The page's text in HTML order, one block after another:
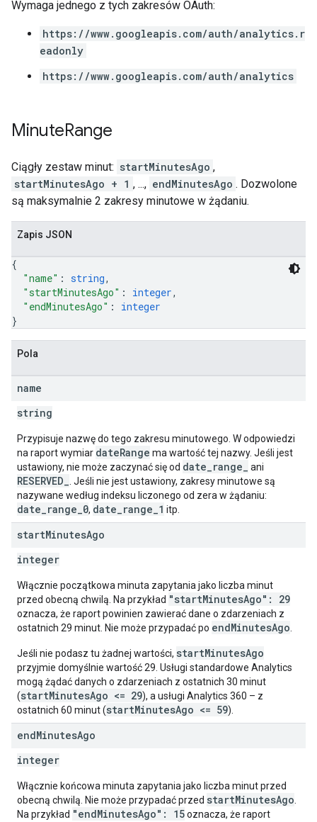
Wymaga jednego z tych zakresów OAuth:
https://www.googleapis.com/auth/analytics.r
eadonly
https://www.googleapis.com/auth/analytics
MinuteRange
Ciągły zestaw minut: startMinutesAgo ,
startMinutesAgo + 1 , ..., endMinutesAgo . Dozwolone
są maksymalnie 2 zakresy minutowe w żądaniu.
Zapis JSON
{
"name" : string,
"startMinutesAgo" : integer,
"endMinutesAgo" : integer
}
Pola
name
string
Przypisuje nazwę do tego zakresu minutowego. W odpowiedzi
na raport wymiar dateRange ma wartość tej nazwy. Jeśli jest
ustawiony, nie może zaczynać się od date_range_ ani
RESERVED_
. Jeśli nie jest ustawiony, zakresy minutowe są
nazywane według indeksu liczonego od zera w żądaniu:
date_range_0, date_range_1 itp.
startMinutesAgo
integer
Włącznie początkowa minuta zapytania jako liczba minut
przed obecną chwilą. Na przykład "startMinutesAgo": 29
oznacza, że raport powinien zawierać dane o zdarzeniach z
ostatnich 29 minut. Nie może przypadać po endMinutesAgo
Jeśli nie podasz tu żadnej wartości, startMinutesAgo
przyjmie domyślnie wartość 29. Usługi standardowe Analytics
mogą żądać danych o zdarzeniach z ostatnich 30 minut
(startMinutesAgo <= 29), a usługi Analytics 360 – z
ostatnich 60 minut (startMinutesAgo <= 59).
endMinutesAgo
integer
Włącznie końcowa minuta zapytania jako liczba minut przed
obecną chwilą. Nie może przypadać przed startMinutesAgo
Na przykład "endMinutesAgo": 15oznacza, że raport